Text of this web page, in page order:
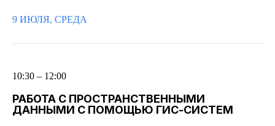
9 ИЮЛЯ, СРЕДА
10:30 – 12:00
РАБОТА С ПРОСТРАНСТВЕННЫМИ
ДАННЫМИ С ПОМОЩЬЮ ГИС-СИСТЕМ